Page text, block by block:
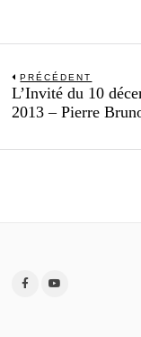
Navigation
de
l’article
PRÉCÉDENT
Previous
post:
L’Invité du 10
2013 – Pierre